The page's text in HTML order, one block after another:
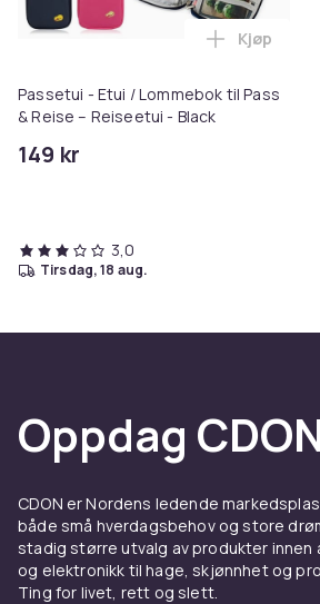
Passetui - Etui / Lommebok til Pass
& Reise – Reiseetui - Black
149 kr
Legg
Kjøp
3,0
tirsdag, 18 aug.
Oppdag
CDON er Nordens ledende
både små hverdagsbehov og store
stadig større utvalg av produkter innen
og elektronikk til hage, skjønnhet og
Ting for livet, rett og slett.